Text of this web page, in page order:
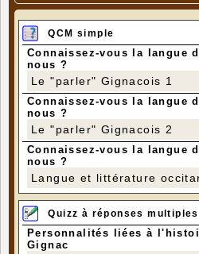
QCM simple
Connaissez-vous la langue
nous ?
Le "parler" Gignacois 1
Connaissez-vous la langue
nous ?
Le "parler" Gignacois 2
Connaissez-vous la langue
nous ?
Langue et littérature
Quizz à réponses multiples
Personnalités liées à
Gignac